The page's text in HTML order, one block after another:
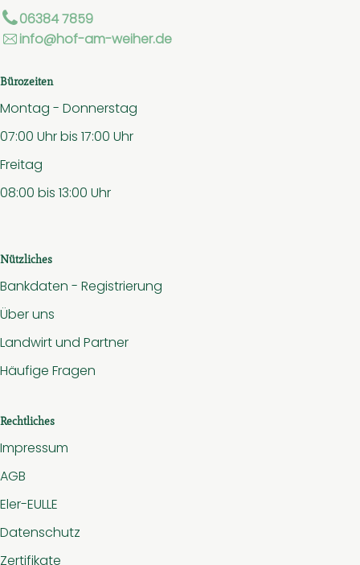
06384 7859
info@hof-am-weiher.de
Bürozeiten
Montag - Donnerstag
07:00 Uhr bis 17:00 Uhr
Freitag
08:00 bis 13:00 Uhr
Nützliches
Bankdaten - Registrierung
Über uns
Landwirt und Partner
Häufige Fragen
Rechtliches
Impressum
AGB
Eler-EULLE
Datenschutz
Zertifikate